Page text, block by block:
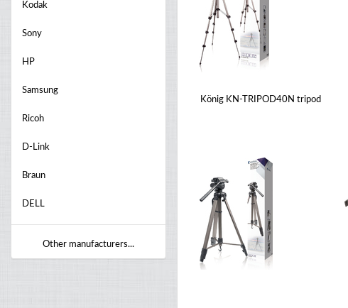
König KN-TRIPOD40N tripod
Kodak
Sony
HP
Samsung
Ricoh
D-Link
Braun
DELL
Other manufacturers...